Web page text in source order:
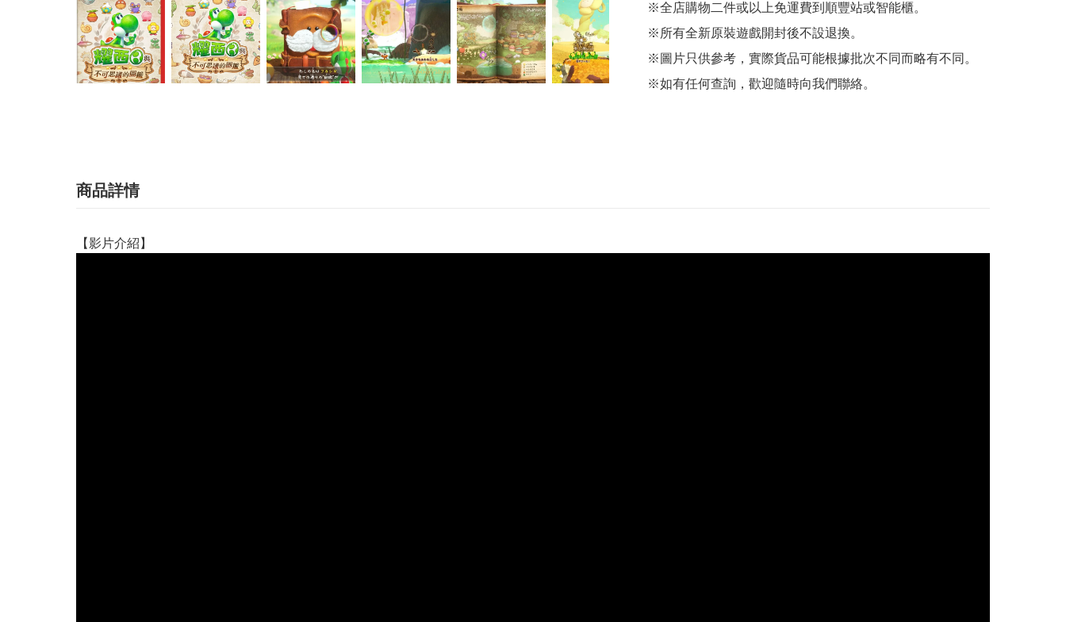
※全店購物二件或以上免運費到順豐站或智能櫃。
※所有全新原裝遊戲開封後不設退換。
※圖片只供參考，實際貨品可能根據批次不同而略有不同。
※如有任何查詢，歡迎隨時向我們聯絡。
商品詳情
【影片介紹】